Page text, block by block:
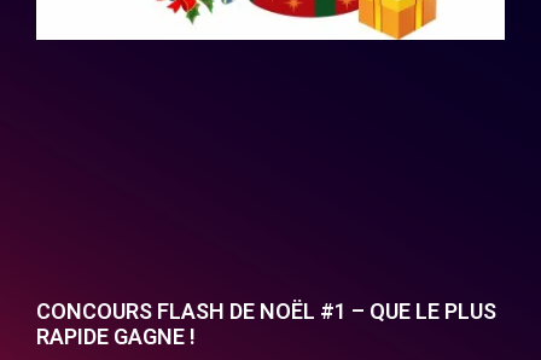
CONCOURS FLASH DE NOËL #1 – QUE LE PLUS
RAPIDE GAGNE !